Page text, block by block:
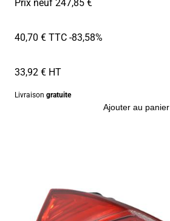
40,70 € TTC-83,58%
33,92 € HT
Livraison gratuite
Ajouter au panier